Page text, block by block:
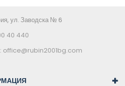
ул. Заводска № 6
40 440
office@rubin2001bg.com